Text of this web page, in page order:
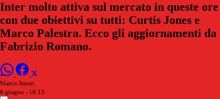
Inter molto attiva sul mercato in queste ore
con due obiettivi su tutti: Curtis Jones e
Marco Palestra. Ecco gli aggiornamenti da
Fabrizio Romano.
Marco Astori
6 giugno - 18:15